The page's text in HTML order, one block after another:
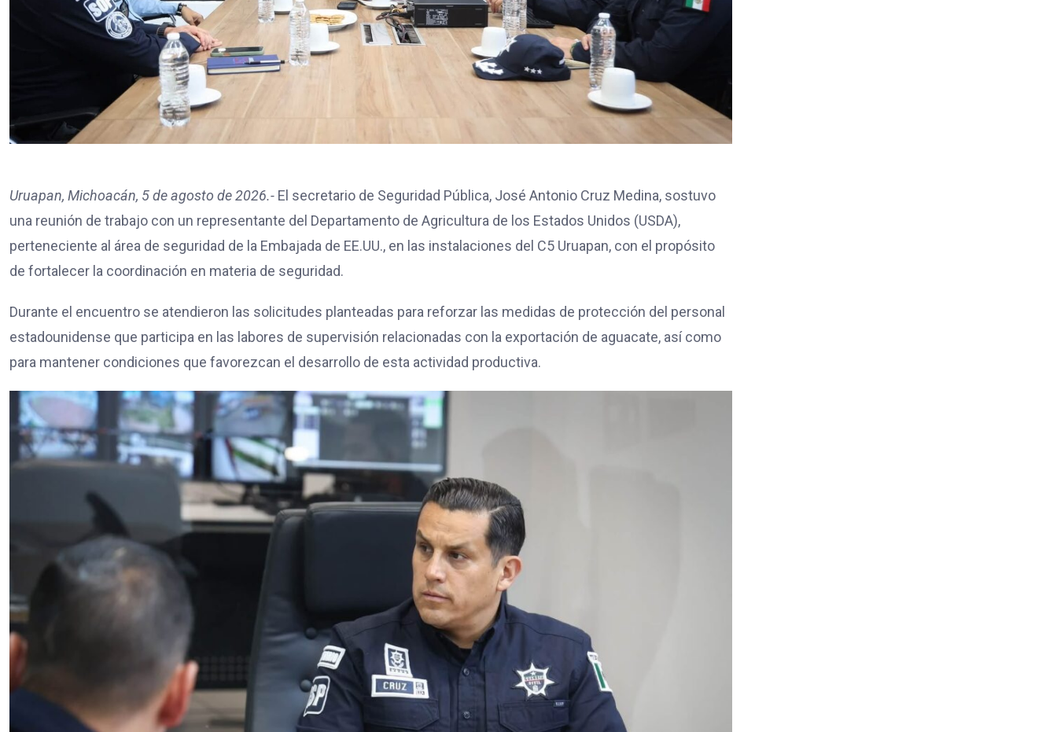
Uruapan, Michoacán, 5 de agosto de 2026.- El secretario de Seguridad Pública, José Antonio Cruz Medina, sostuvo
una reunión de trabajo con un representante del Departamento de Agricultura de los Estados Unidos (USDA),
perteneciente al área de seguridad de la Embajada de EE.UU., en las instalaciones del C5 Uruapan, con el propósito
de fortalecer la coordinación en materia de seguridad.
Durante el encuentro se atendieron las solicitudes planteadas para reforzar las medidas de protección del personal
estadounidense que participa en las labores de supervisión relacionadas con la exportación de aguacate, así como
para mantener condiciones que favorezcan el desarrollo de esta actividad productiva.